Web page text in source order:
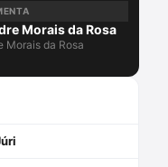
e da
Santa
O fardo da
e
do direito e a
de
Morais da Rosa
Morais da Rosa